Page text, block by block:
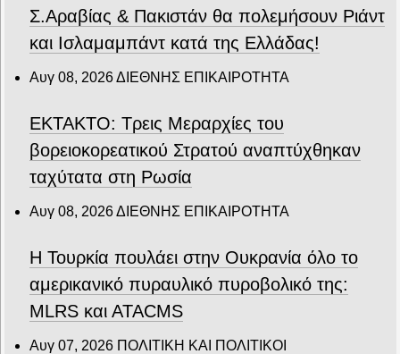
Σ.Αραβίας & Πακιστάν θα πολεμήσουν Ριάντ
και Ισλαμαμπάντ κατά της Ελλάδας!
Αυγ 08, 2026ΔΙΕΘΝΗΣ ΕΠΙΚΑΙΡΟΤΗΤΑ
ΕΚΤΑΚΤΟ: Τρεις Μεραρχίες του
βορειοκορεατικού Στρατού αναπτύχθηκαν
ταχύτατα στη Ρωσία
Αυγ 08, 2026ΔΙΕΘΝΗΣ ΕΠΙΚΑΙΡΟΤΗΤΑ
Η Τουρκία πουλάει στην Ουκρανία όλο το
αμερικανικό πυραυλικό πυροβολικό της:
MLRS και ΑΤΑCMS
Αυγ 07, 2026 ΠΟΛΙΤΙΚΗ ΚΑΙ ΠΟΛΙΤΙΚΟΙ